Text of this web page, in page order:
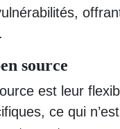
source
est leur
ce qui